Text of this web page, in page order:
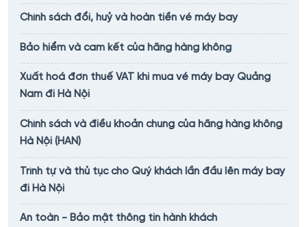
Chính sách đổi, huỷ và hoàn tiền vé máy bay
Bảo hiểm và cam kết của hãng hàng không
Xuất hoá đơn thuế VAT khi mua vé máy bay Quảng
Nam đi Hà Nội
Chính sách và điều khoản chung của hãng hàng không
Hà Nội (HAN)
Trình tự và thủ tục cho Quý khách lần đầu lên máy bay
đi Hà Nội
An toàn - Bảo mật thông tin hành khách